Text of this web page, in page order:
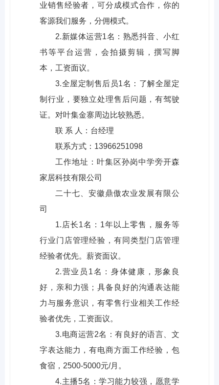
业销售经验者，可分成模式合作，你的
客源我们服务，分佣模式。
2.新媒体运营1名：熟悉抖音、小红
书等平台运营，会拍摄剪辑，撰写脚
本，工资面议。
3.全屋定制售后员1名：了解全屋定
制行业，要独立处理售后问题，有驾驶
证。对叶集金寨周边比较熟悉。
联 系 人：台经理
联系方式：13966251098
工作地址：叶集区孙岗中学旁开森
家居科技有限公司
二十七、安徽鼎傲农业发展有限公
司
1.店长1名：1年以上零售，服务等
行业门店管理经验，有同类型门店管理
经验者优先。薪资面议。
2.营业员1名：身体健康，形象良
好，亲和力强；具备良好的沟通表达能
力与服务意识，有零售行业相关工作经
验者优先，工资面议。
3.电商运营2名：有良好的语言、文
字表达能力，有电商方面工作经验，包
食宿，2500-5000元/月。
4.主播5名：学习能力较强，愿意学